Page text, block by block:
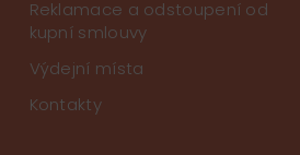
Reklamace a odstoupení od
kupní smlouvy
Výdejní místa
Kontakty